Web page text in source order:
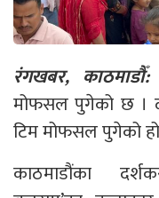
रंगखबर, काठमाडौँ:
मोफसल पुगेको छ ।
टिम मोफसल पुगेको
काठमाडौंका